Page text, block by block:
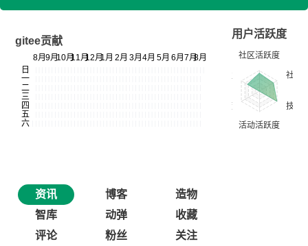
gitee贡献
用户活跃度
资讯 博客
造物
智库
动弹
收藏
评论
粉丝 关注